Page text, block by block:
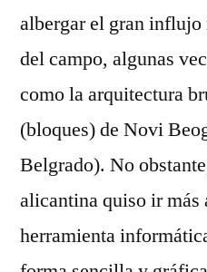
albergar el gran
del campo, algunas
como la arquitectura
(bloques) de Novi
Belgrado). No
alicantina quiso ir
herramienta